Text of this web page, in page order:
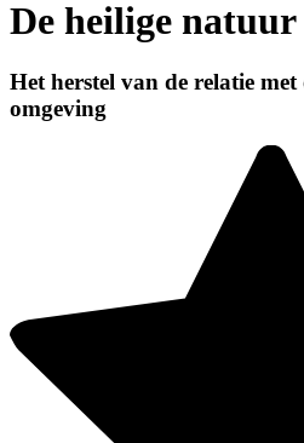
De heilige natuur
Het herstel van de relatie
omgeving